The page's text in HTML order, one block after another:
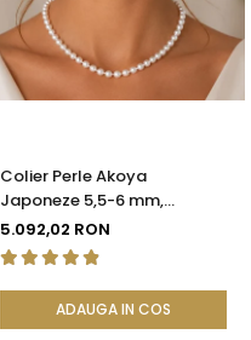
Colier Perle Akoya
Japoneze 5,5-6 mm,
Închizătoare Sferică Aur Alb
14K | KASKADDA®
5.092,02 RON
ADAUGA IN COS